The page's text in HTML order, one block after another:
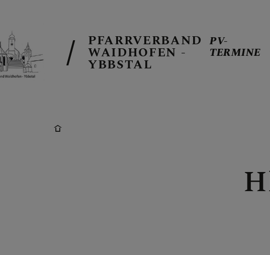
BERICHTE AUS
PFARRVERBAND
WAIDHOFEN -
YBBSTAL
PV-
TERMINE